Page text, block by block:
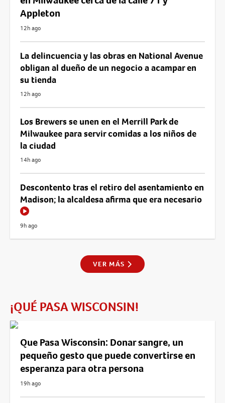
Appleton
12h ago
La delincuencia y las obras en National Avenue
obligan al dueño de un negocio a acampar en
su tienda
12h ago
Los Brewers se unen en el Merrill Park de
Milwaukee para servir comidas a los niños de
la ciudad
14h ago
Descontento tras el retiro del asentamiento en
Madison; la alcaldesa afirma que era necesario
9h ago
VER MÁS
¡QUÉ PASA WISCONSIN!
Que Pasa Wisconsin: Donar sangre, un
pequeño gesto que puede convertirse en
esperanza para otra persona
19h ago